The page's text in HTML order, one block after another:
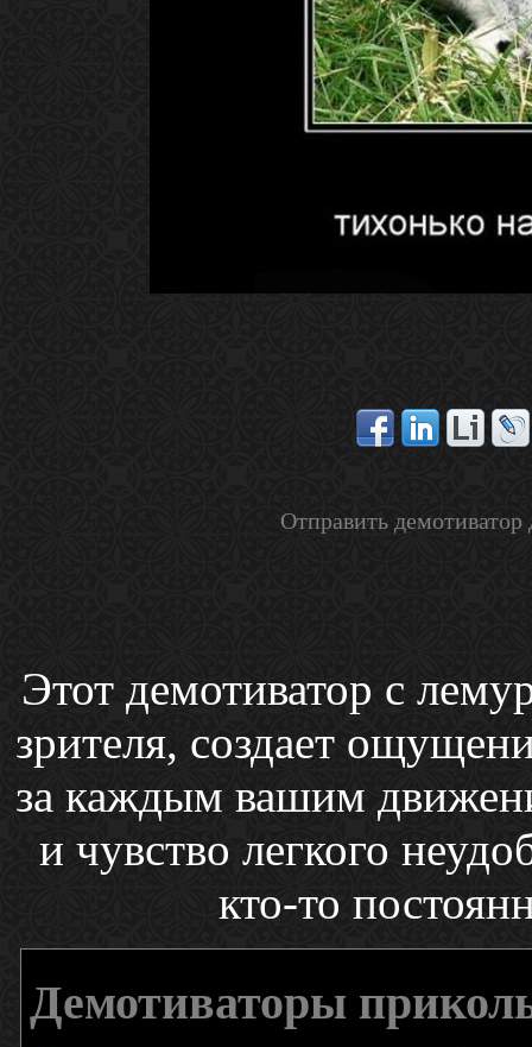
Отправить
Этот демотиватор с
зрителя, создает
за каждым вашим
и чувство легкого
кто-то
Демотиваторы